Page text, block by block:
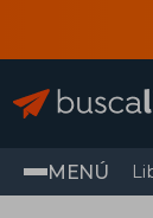
MENÚ